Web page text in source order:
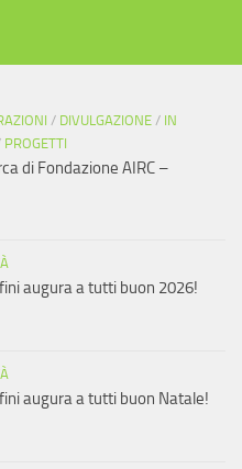
/ DIVULGAZIONE / IN
PROGETTI
di Fondazione AIRC –
augura a tutti buon 2026!
augura a tutti buon Natale!